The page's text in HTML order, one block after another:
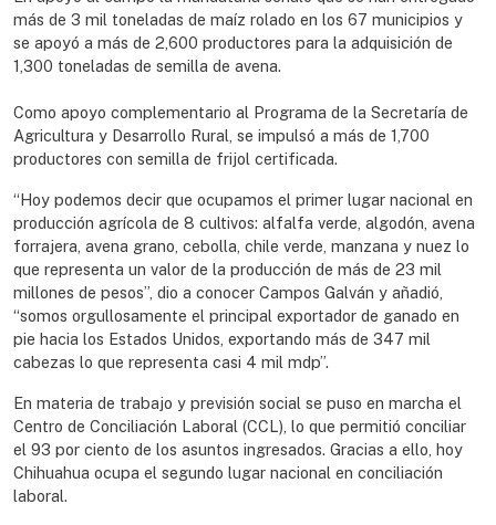
más de 3 mil toneladas de maíz rolado en los 67 municipios y
se apoyó a más de 2,600 productores para la adquisición de
1,300 toneladas de semilla de avena.
Como apoyo complementario al Programa de la Secretaría de
Agricultura y Desarrollo Rural, se impulsó a más de 1,700
productores con semilla de frijol certificada.
“Hoy podemos decir que ocupamos el primer lugar nacional en
producción agrícola de 8 cultivos: alfalfa verde, algodón, avena
forrajera, avena grano, cebolla, chile verde, manzana y nuez lo
que representa un valor de la producción de más de 23 mil
millones de pesos”, dio a conocer Campos Galván y añadió,
“somos orgullosamente el principal exportador de ganado en
pie hacia los Estados Unidos, exportando más de 347 mil
cabezas lo que representa casi 4 mil mdp”.
En materia de trabajo y previsión social se puso en marcha el
Centro de Conciliación Laboral (CCL), lo que permitió conciliar
el 93 por ciento de los asuntos ingresados. Gracias a ello, hoy
Chihuahua ocupa el segundo lugar nacional en conciliación
laboral.